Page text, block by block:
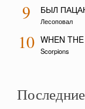
9 БЫЛ
Лесоповал
10 WHEN
Scorpions